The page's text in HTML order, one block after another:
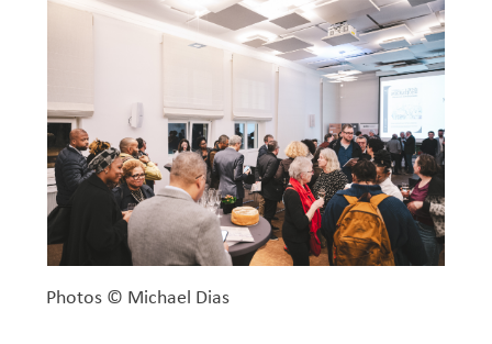
Photos © Michael Dias